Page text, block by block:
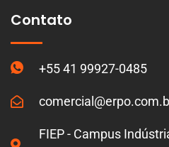
Contato
+55 41 99927-0485
FIEP - Campus